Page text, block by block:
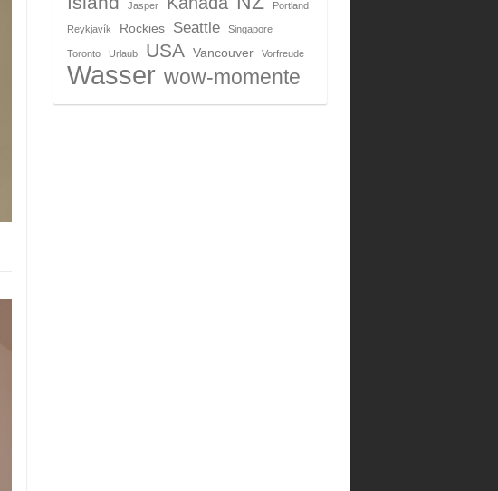
Jasper Portland
Reykjavík Rockies Seattle Singapore
Toronto Urlaub USA Vancouver Vorfreude
Wasser wow-momente